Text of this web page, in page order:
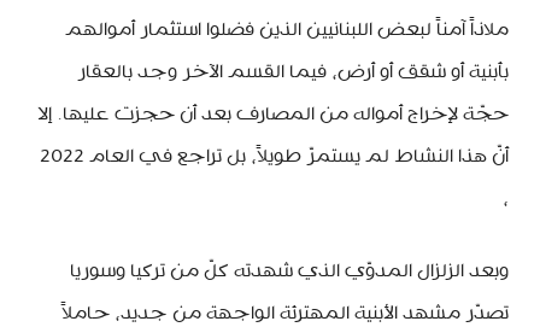
ملاذاً آمناً لبعض اللبنانيين الذين فضلوا استثمار أموالهم
بأبنية أو شقق أو أرض، فيما القسم الآخر وجد بالعقار
حجّة لإخراج أمواله من المصارف بعد أن حجزت عليها. إلا
أنّ هذا النشاط لم يستمرّ طويلاً، بل تراجع في العام 2022
،
وبعد الزلزال المدوّي الذي شهدته كلّ من تركيا وسوريا
تصدّر مشهد الأبنية المهترئة الواجهة من جديد، حاملاً